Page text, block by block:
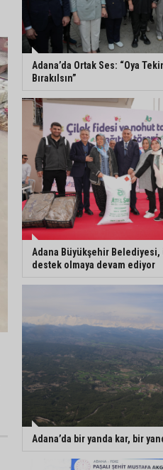
Vali
güven
çalışıyoruz”
silahlı
Çok
olay
Adana’da Ortak Ses: “Oya
Bırakılsın”
Adana Büyükşehir
destek olmaya devam ediyor
Adana’da bir yanda kar, bir